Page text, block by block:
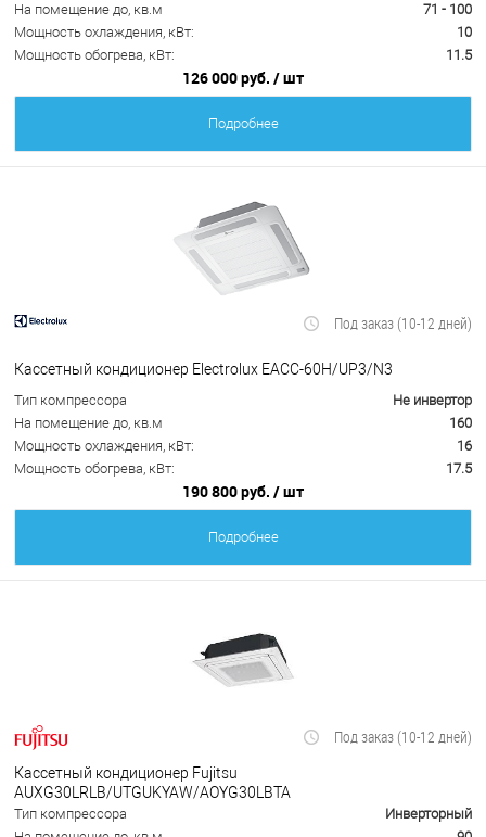
На помещение до, кв.м
71 - 100
Мощность охлаждения, кВт:
10
Мощность обогрева, кВт:
11.5
126 000 руб. / шт
Подробнее
Под заказ (10-12 дней)
Кассетный кондиционер Electrolux EACС-60H/UP3/N3
Тип компрессора
Не инвертор
На помещение до, кв.м
160
Мощность охлаждения, кВт:
16
Мощность обогрева, кВт:
17.5
190 800 руб. / шт
Подробнее
Под заказ (10-12 дней)
Кассетный кондиционер Fujitsu
AUXG30LRLB/UTGUKYAW/AOYG30LВТА
Тип компрессора
Инверторный